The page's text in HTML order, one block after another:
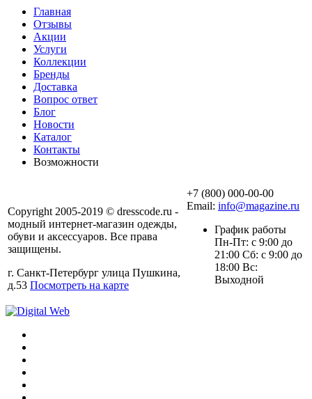
Главная
Отзывы
Акции
Услуги
Коллекции
Бренды
Доставка
Вопрос ответ
Блог
Новости
Каталог
Контакты
Возможности
Copyright 2005-2019 © dresscode.ru -
модный интернет-магазин одежды,
обуви и аксессуаров. Все права
защищены.
г. Санкт-Петербург улица Пушкина,
д.53 Посмотреть на карте
+7 (800) 000-00-00
Email: info@magazine.ru
График работы
Пн-Пт: с 9:00 до
21:00 Сб: с 9:00 до
18:00 Вс:
Выходной